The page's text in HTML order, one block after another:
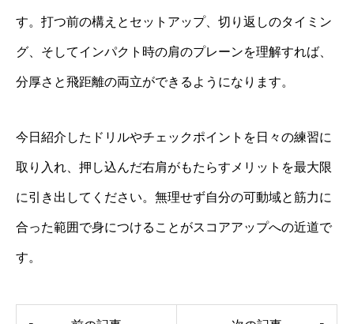
す。打つ前の構えとセットアップ、切り返しのタイミン
グ、そしてインパクト時の肩のプレーンを理解すれば、
分厚さと飛距離の両立ができるようになります。
今日紹介したドリルやチェックポイントを日々の練習に
取り入れ、押し込んだ右肩がもたらすメリットを最大限
に引き出してください。無理せず自分の可動域と筋力に
合った範囲で身につけることがスコアアップへの近道で
す。